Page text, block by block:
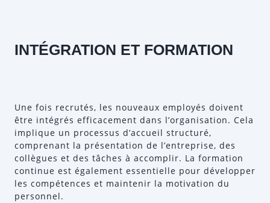
INTÉGRATION ET FORMATION
Une fois recrutés, les nouveaux employés doivent
être intégrés efficacement dans l’organisation. Cela
implique un processus d’accueil structuré,
comprenant la présentation de l’entreprise, des
collègues et des tâches à accomplir. La formation
continue est également essentielle pour développer
les compétences et maintenir la motivation du
personnel.